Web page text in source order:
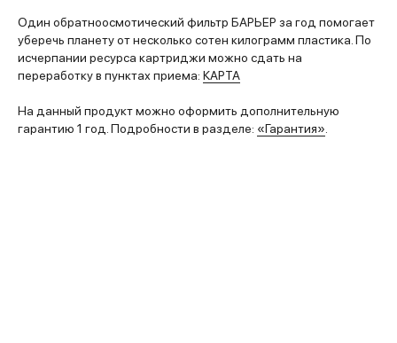
Один обратноосмотический фильтр БАРЬЕР за год помогает
уберечь планету от несколько сотен килограмм пластика. По
исчерпании ресурса картриджи можно сдать на
переработку в пунктах приема: КАРТА
На данный продукт можно оформить дополнительную
гарантию 1 год. Подробности в разделе: «Гарантия»